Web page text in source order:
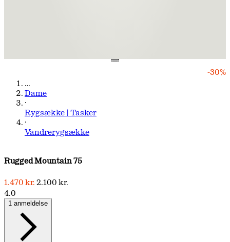
…
Dame
·
Rygsække | Tasker
·
Vandrerygsække
-30%
Rugged Mountain 75
1.470 kr. 2.100 kr.
4.0
1 anmeldelse